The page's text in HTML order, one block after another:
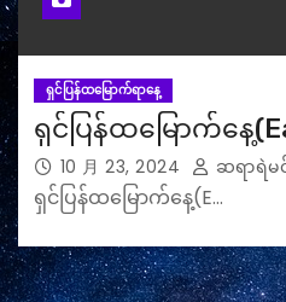
ရှင်ပြန်ထမြောက်ရာနေ့
ရှင်ပြန်ထမြောက်နေ့
10 月 23, 2024 ဆရာရဲမ
ရှင်ပြန်ထမြောက်နေ့(E…